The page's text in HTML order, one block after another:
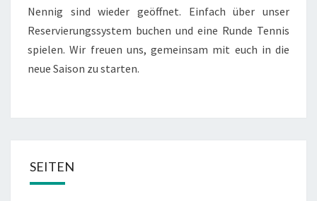
Nennig sind wieder geöffnet. Einfach über unser
Reservierungssystem buchen und eine Runde Tennis
spielen. Wir freuen uns, gemeinsam mit euch in die
neue Saison zu starten.
SEITEN